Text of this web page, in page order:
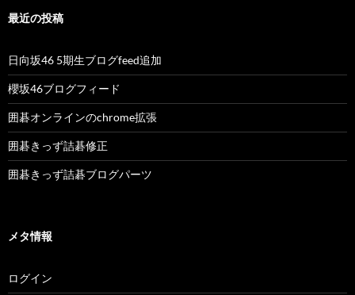
最近の投稿
日向坂46 5期生ブログfeed追加
櫻坂46ブログフィード
囲碁オンラインのchrome拡張
囲碁きっず詰碁修正
囲碁きっず詰碁ブログパーツ
メタ情報
ログイン